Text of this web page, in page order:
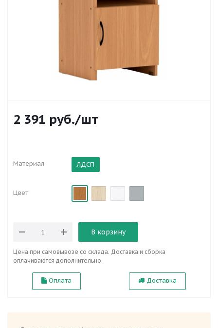
2 391 руб./шт
Материал ЛДСП
Цвет
В корзину
Цена при самовывозе со склада. Доставка и сборка
оплачиваются дополнительно.
Оплата Доставка